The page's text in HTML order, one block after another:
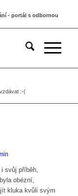
- portál s odbornou
:-(
svůj příběh,
obézní,
kluka kvůli svým